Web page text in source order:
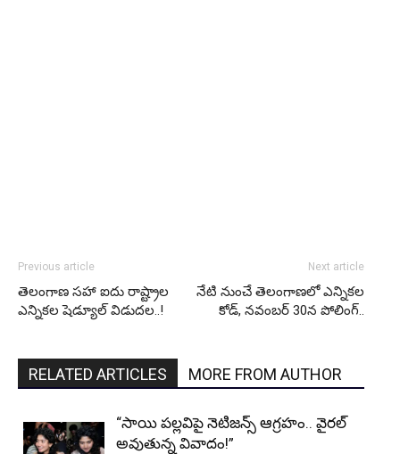
Previous article
తెలంగాణ సహా ఐదు రాష్ట్రాల
ఎన్నికల షెడ్యూల్‌ విడుదల..!
Next article
నేటి నుంచే తెలంగాణలో ఎన్నికల
కోడ్, నవంబర్ 30న పోలింగ్..
RELATED ARTICLES MORE FROM AUTHOR
“సాయి పల్లవిపై నెటిజన్స్ ఆగ్రహం.. వైరల్
అవుతున్న వివాదం!”